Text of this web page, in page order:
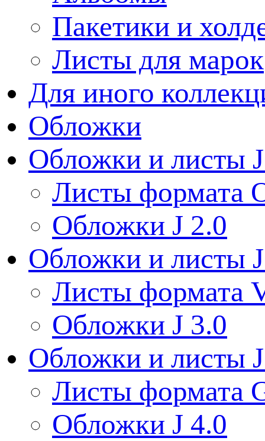
Пакетики и
Листы для марок
Для иного
Обложки
Обложки и листы
Листы формата
Обложки J 2.0
Обложки и листы
Листы формата
Обложки J 3.0
Обложки и листы
Листы формата
Обложки J 4.0